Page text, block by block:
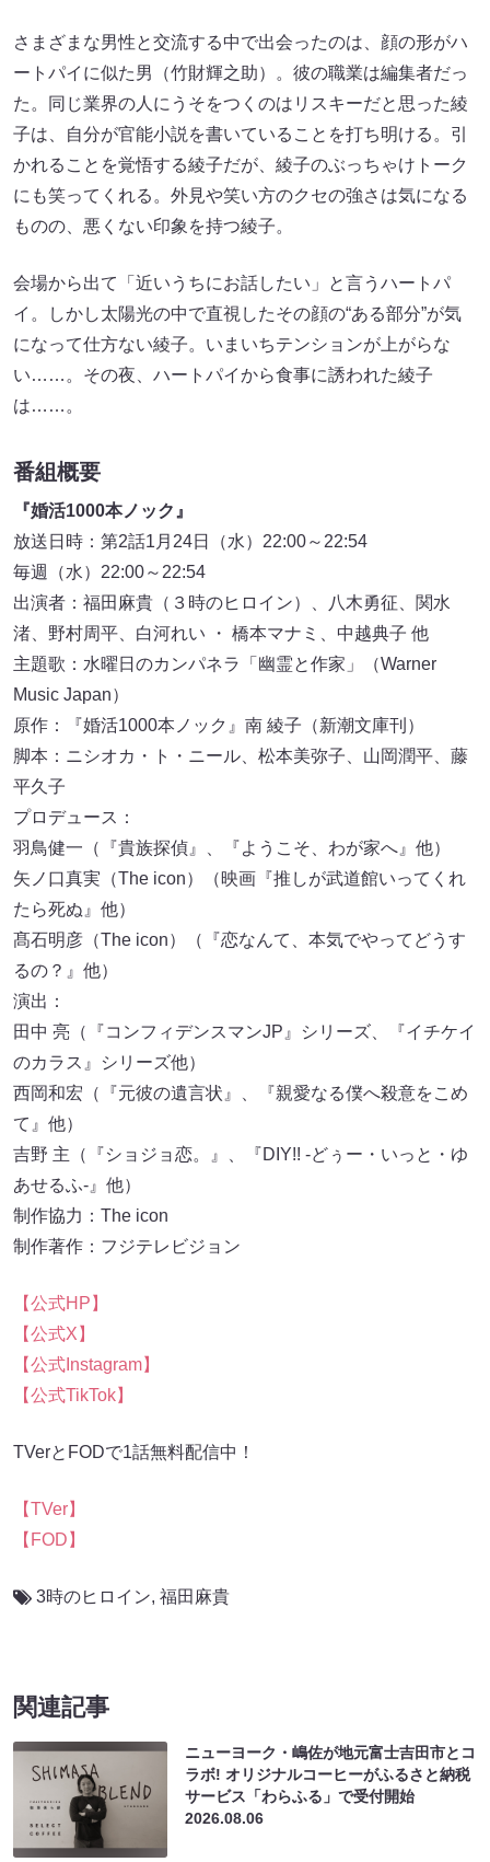
さまざまな男性と交流する中で出会ったのは、顔の形がハ
ートパイに似た男（竹財輝之助）。彼の職業は編集者だっ
た。同じ業界の人にうそをつくのはリスキーだと思った綾
子は、自分が官能小説を書いていることを打ち明ける。引
かれることを覚悟する綾子だが、綾子のぶっちゃけトーク
にも笑ってくれる。外見や笑い方のクセの強さは気になる
ものの、悪くない印象を持つ綾子。
会場から出て「近いうちにお話したい」と言うハートパ
イ。しかし太陽光の中で直視したその顔の“ある部分”が気
になって仕方ない綾子。いまいちテンションが上がらな
い……。その夜、ハートパイから食事に誘われた綾子
は……。
番組概要
『婚活1000本ノック』
放送日時：第2話1月24日（水）22:00～22:54
毎週（水）22:00～22:54
出演者：福田麻貴（３時のヒロイン）、八木勇征、関水
渚、野村周平、白河れい ・ 橋本マナミ、中越典子 他
主題歌：水曜日のカンパネラ「幽霊と作家」（Warner
Music Japan）
原作：『婚活1000本ノック』南 綾子（新潮文庫刊）
脚本：ニシオカ・ト・ニール、松本美弥子、山岡潤平、藤
平久子
プロデュース：
羽鳥健一（『貴族探偵』、『ようこそ、わが家へ』他）
矢ノ口真実（The icon）（映画『推しが武道館いってくれ
たら死ぬ』他）
髙石明彦（The icon）（『恋なんて、本気でやってどうす
るの？』他）
演出：
田中 亮（『コンフィデンスマンJP』シリーズ、『イチケイ
のカラス』シリーズ他）
西岡和宏（『元彼の遺言状』、『親愛なる僕へ殺意をこめ
て』他）
吉野 主（『ショジョ恋。』、『DIY!! -どぅー・いっと・ゆ
あせるふ-』他）
制作協力：The icon
制作著作：フジテレビジョン
【公式HP】
【公式X】
【公式Instagram】
【公式TikTok】
TVerとFODで1話無料配信中！
【TVer】
【FOD】
3時のヒロイン, 福田麻貴
関連記事
ニューヨーク・嶋佐が地元富士吉田市とコ
ラボ! オリジナルコーヒーがふるさと納税
サービス「わらふる」で受付開始
2026.08.06